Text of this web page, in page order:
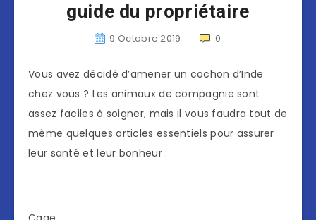
guide du propriétaire
9 Octobre 2019 0
Vous avez décidé d’amener un cochon d’Inde
chez vous ? Les animaux de compagnie sont
assez faciles à soigner, mais il vous faudra tout de
même quelques articles essentiels pour assurer
leur santé et leur bonheur :